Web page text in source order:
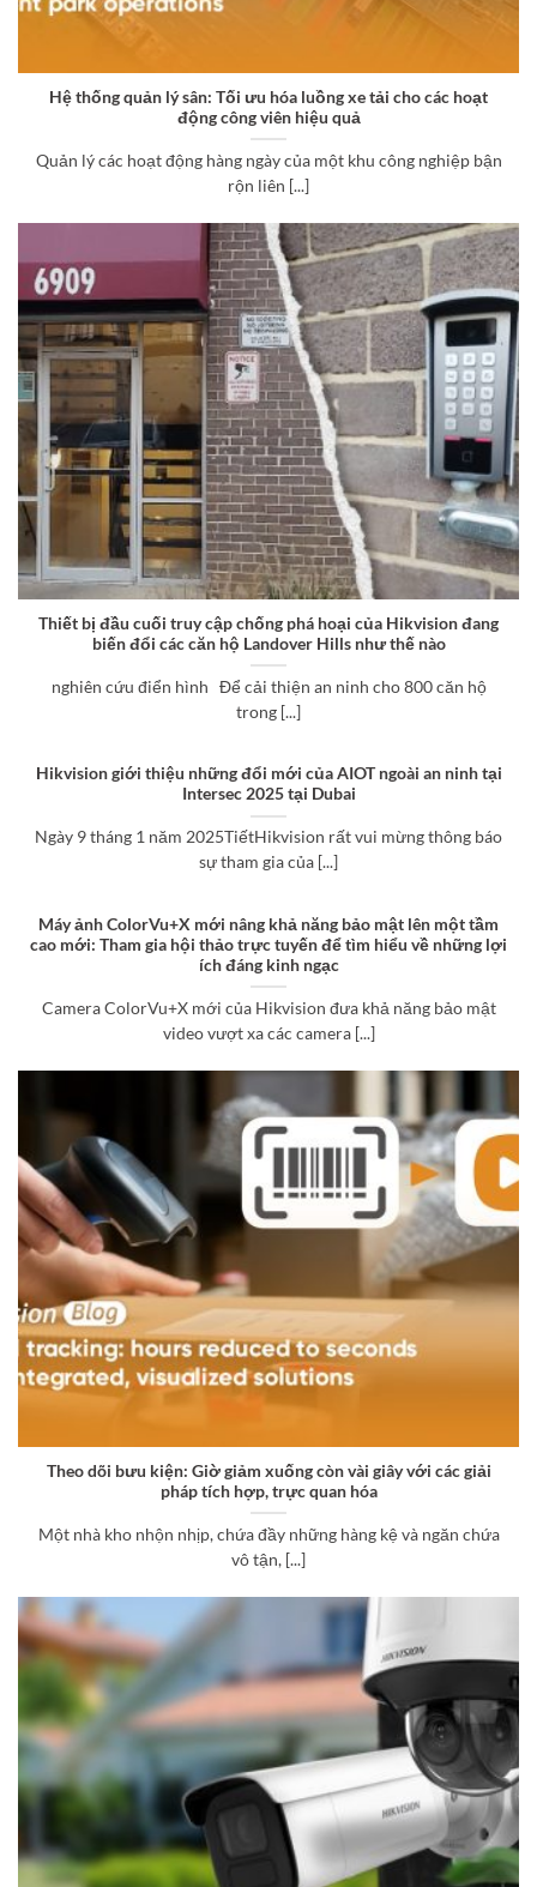
Hệ thống quản lý sân: Tối ưu hóa luồng xe tải cho các hoạt
động công viên hiệu quả
Quản lý các hoạt động hàng ngày của một khu công nghiệp bận
rộn liên [...]
Thiết bị đầu cuối truy cập chống phá hoại của Hikvision đang
biến đổi các căn hộ Landover Hills như thế nào
nghiên cứu điển hình Để cải thiện an ninh cho 800 căn hộ
trong [...]
Hikvision giới thiệu những đổi mới của AIOT ngoài an ninh tại
Intersec 2025 tại Dubai
Ngày 9 tháng 1 năm 2025TiếtHikvision rất vui mừng thông báo
sự tham gia của [...]
Máy ảnh ColorVu+X mới nâng khả năng bảo mật lên một tầm
cao mới: Tham gia hội thảo trực tuyến để tìm hiểu về những lợi
ích đáng kinh ngạc
Camera ColorVu+X mới của Hikvision đưa khả năng bảo mật
video vượt xa các camera [...]
Theo dõi bưu kiện: Giờ giảm xuống còn vài giây với các giải
pháp tích hợp, trực quan hóa
Một nhà kho nhộn nhịp, chứa đầy những hàng kệ và ngăn chứa
vô tận, [...]